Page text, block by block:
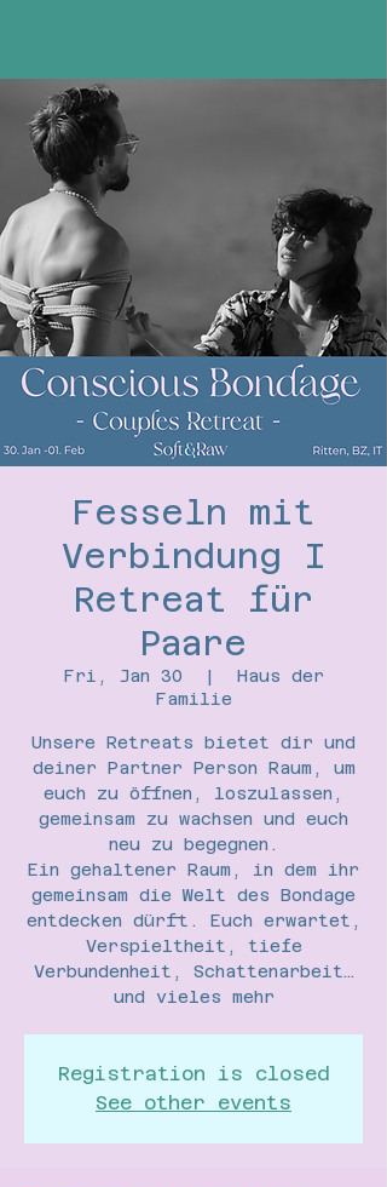
Fesseln mit
Verbindung I
Retreat für
Paare
Fri, Jan 30
  |
Haus der
Familie
Unsere Retreats bietet dir und
deiner Partner Person Raum, um
euch zu öffnen, loszulassen,
gemeinsam zu wachsen und euch
neu zu begegnen.
Ein gehaltener Raum, in dem ihr
gemeinsam die Welt des Bondage
entdecken dürft. Euch erwartet,
Verspieltheit, tiefe
Verbundenheit, Schattenarbeit…
und vieles mehr
Registration is closed
See other events